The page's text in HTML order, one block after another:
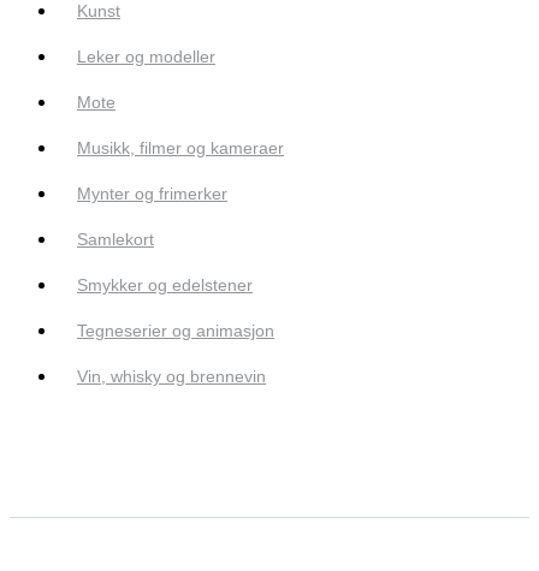
Kunst
Leker og modeller
Mote
Musikk, filmer og kameraer
Mynter og frimerker
Samlekort
Smykker og edelstener
Tegneserier og animasjon
Vin, whisky og brennevin